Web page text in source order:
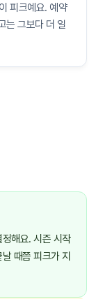
피크예요. 예약
는 그보다 더 일
해요. 시즌 시작
때쯤 피크가 지